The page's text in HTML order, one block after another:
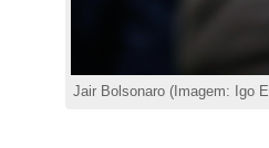
Jair Bolsonaro (Imagem: Igo